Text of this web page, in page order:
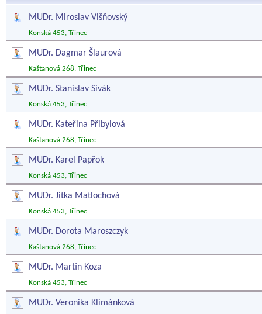
MUDr. Miroslav Višňovský
Konská 453, Třinec
MUDr. Dagmar Šlaurová
Kaštanová 268, Třinec
MUDr. Stanislav Sivák
Konská 453, Třinec
MUDr. Kateřina Přibylová
Kaštanová 268, Třinec
MUDr. Karel Papřok
Konská 453, Třinec
MUDr. Jitka Matlochová
Konská 453, Třinec
MUDr. Dorota Maroszczyk
Kaštanová 268, Třinec
MUDr. Martin Koza
Konská 453, Třinec
MUDr. Veronika Klimánková